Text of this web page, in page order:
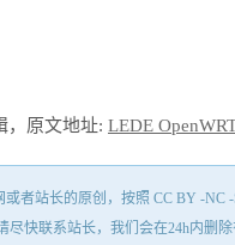
，原文地址: LEDE
者站长的原创，按照 CC BY -
尽快联系站长，我们会在24h内删